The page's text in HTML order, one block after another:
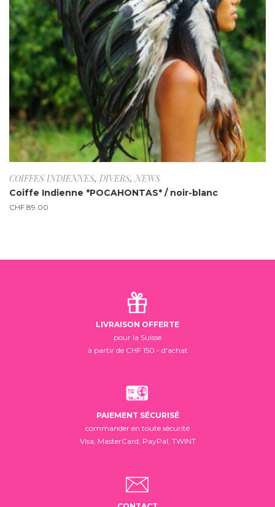
COIFFES INDIENNES, DIVERS,NEWS
Coiffe Indienne *POCAHONTAS* / noir-blanc
CHF 89.00
LIVRAISON OFFERTE
pour la Suisse
à partir de CHF 150.- d'achat
PAIEMENT SÉCURISÉ
commander en toute sécurité
Visa, MasterCard, PayPal, TWINT